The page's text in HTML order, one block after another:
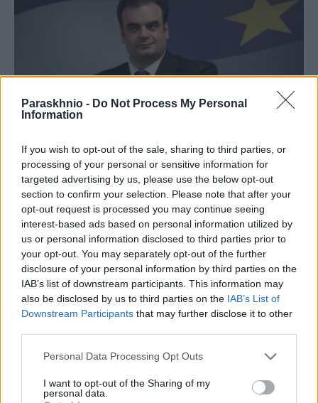
Paraskhnio - Do Not Process My Personal
Information
If you wish to opt-out of the sale, sharing to third parties, or
processing of your personal or sensitive information for
targeted advertising by us, please use the below opt-out
section to confirm your selection. Please note that after your
opt-out request is processed you may continue seeing
interest-based ads based on personal information utilized by
us or personal information disclosed to third parties prior to
your opt-out. You may separately opt-out of the further
disclosure of your personal information by third parties on the
IAB’s list of downstream participants. This information may
also be disclosed by us to third parties on the IAB’s List of
Downstream Participants that may further disclose it to other
Please note that this website/app uses one or more Google
not limited to your visit or usage behaviour. You may click to
grant or deny consent to Google and its third-party tags to
Personal Data Processing Opt Outs
I want to opt-out of the Sharing of my
personal data.
ΠΟΛΙΤΙΚΉ
Νέο σχέδιο για την ενεργειακή θωράκιση της χώρας: Η
Ελλάδα ζητά επέκταση της ρήτρας διαφυγής
ΑΝΑΡΤΗΘΗΚΕ ΑΠΟ NEWSROOM 6 ΑΥΓΟΎΣΤΟΥ 2026